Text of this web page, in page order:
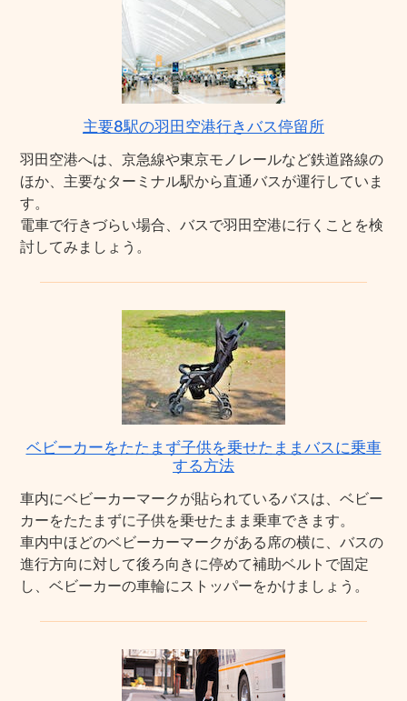
主要8駅の羽田空港行きバス停留所
羽田空港へは、京急線や東京モノレールなど鉄道路線の
ほか、主要なターミナル駅から直通バスが運行していま
す。
電車で行きづらい場合、バスで羽田空港に行くことを検
討してみましょう。
ベビーカーをたたまず子供を乗せたままバスに乗車
する方法
車内にベビーカーマークが貼られているバスは、ベビー
カーをたたまずに子供を乗せたまま乗車できます。
車内中ほどのベビーカーマークがある席の横に、バスの
進行方向に対して後ろ向きに停めて補助ベルトで固定
し、ベビーカーの車輪にストッパーをかけましょう。